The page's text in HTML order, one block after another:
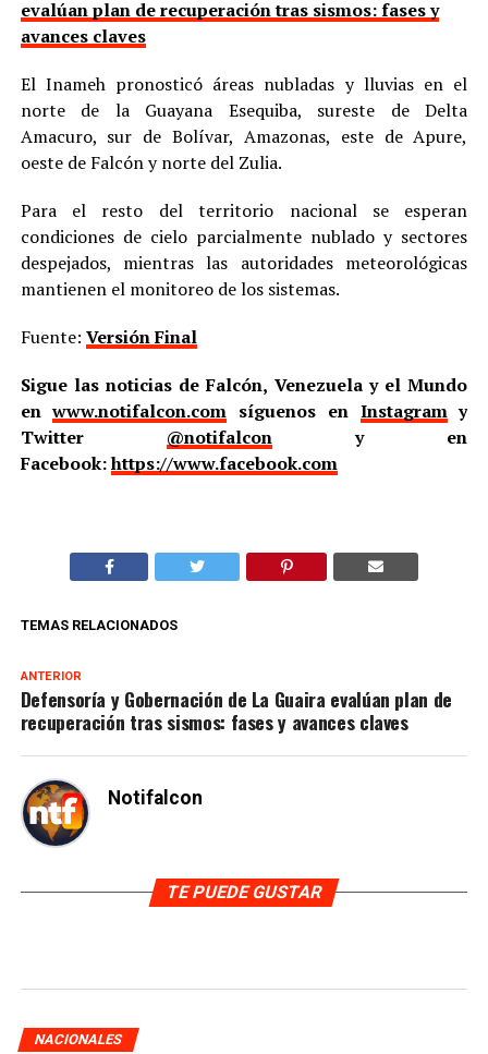
evalúan plan de recuperación tras sismos: fases y
avances claves
El Inameh pronosticó áreas nubladas y lluvias en el
norte de la Guayana Esequiba, sureste de Delta
Amacuro, sur de Bolívar, Amazonas, este de Apure,
oeste de Falcón y norte del Zulia.
Para el resto del territorio nacional se esperan
condiciones de cielo parcialmente nublado y sectores
despejados, mientras las autoridades meteorológicas
mantienen el monitoreo de los sistemas.
Fuente: Versión Final
Sigue las noticias de Falcón, Venezuela y el Mundo
enwww.notifalcon.com síguenos en Instagramy
Twitter @notifalcony en
Facebook:https://www.facebook.com
TEMAS RELACIONADOS
ANTERIOR
Defensoría y Gobernación de La Guaira evalúan plan de
recuperación tras sismos: fases y avances claves
Notifalcon
TE PUEDE GUSTAR
NACIONALES